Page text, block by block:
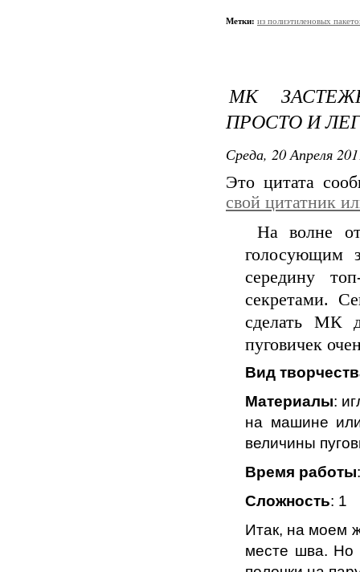
Метки: из полиэтиленовых
МК
ПРОСТО И
Среда, 20 Апреля
Это цитата
свой цитатник
На волне
голосующим
середину
секретами.
сделать МК
пуговичек
Вид
Материалы:
на машине
величины
Время работы
Сложность: 1
Итак, на моем
месте шва. Но